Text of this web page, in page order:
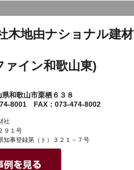
木地由ナショナル建材
ァイン和歌山東)
和歌山市栗栖６３８
8001 FAX：073-474-8002
社
９１号
事登録第（ト）３２１－７号